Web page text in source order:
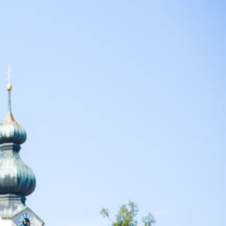
im Kurpark